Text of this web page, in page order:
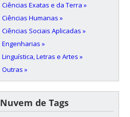
Ciências Exatas e da Terra »
Ciências Humanas »
Ciências Sociais Aplicadas »
Engenharias »
Linguística, Letras e Artes »
Outras »
Nuvem de Tags